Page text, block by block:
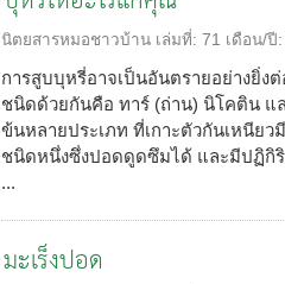
นิตยสารหมอชาวบ้าน เล่มที่: 71 เดือน/ปี:
การสูบบุหรี่อาจเป็นอันตรายอย่างยิ่
ชนิดด้วยกันคือ ทาร์ (ถ่าน) นิโคติน แ
ข้นหลายประเภท ที่เกาะตัวกันเหนีย
ชนิดหนึ่งซึ่งปอดดูดซึมได้ และมีปฏิกิ
...
มะเร็งปอด